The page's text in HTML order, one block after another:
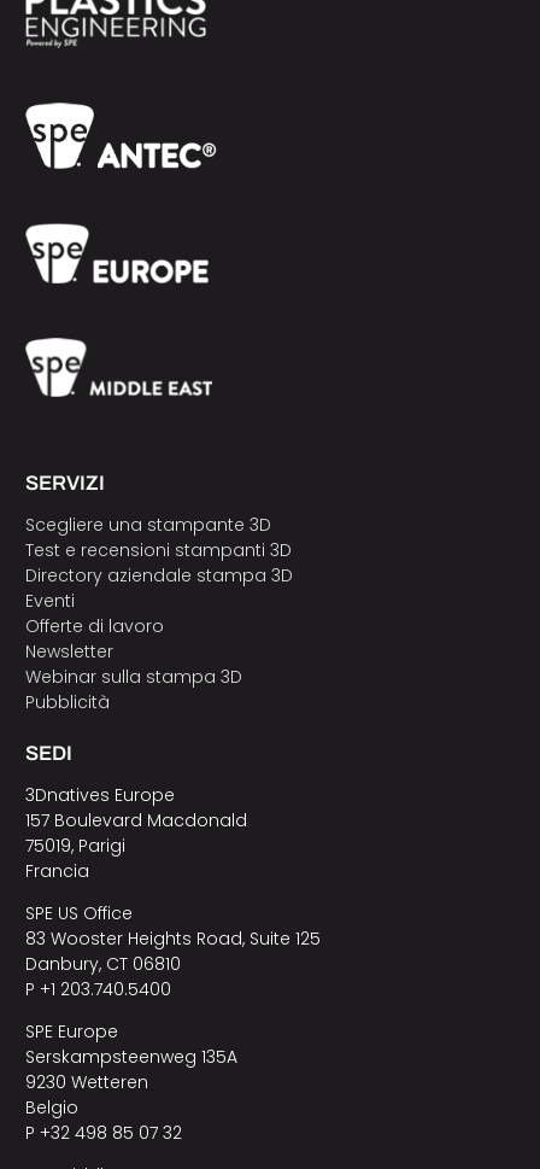
SERVIZI
Scegliere una stampante 3D
Test e recensioni stampanti 3D
Directory aziendale stampa 3D
Eventi
Offerte di lavoro
Newsletter
Webinar sulla stampa 3D
Pubblicità
SEDI
3Dnatives Europe
157 Boulevard Macdonald
75019, Parigi
Francia
SPE US Office
83 Wooster Heights Road, Suite 125
Danbury, CT 06810
P +1 203.740.5400
SPE Europe
Serskampsteenweg 135A
9230 Wetteren
Belgio
P +32 498 85 07 32